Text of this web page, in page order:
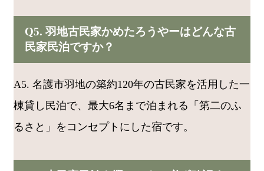
Q5. 羽地古民家かめたろうやーはどんな古
民家民泊ですか？
A5. 名護市羽地の築約120年の古民家を活用した一
棟貸し民泊で、最大6名まで泊まれる「第二のふ
るさと」をコンセプトにした宿です。